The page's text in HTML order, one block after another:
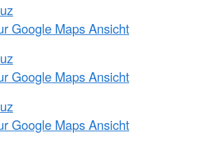
Google Maps Ansicht
Google Maps Ansicht
Google Maps Ansicht